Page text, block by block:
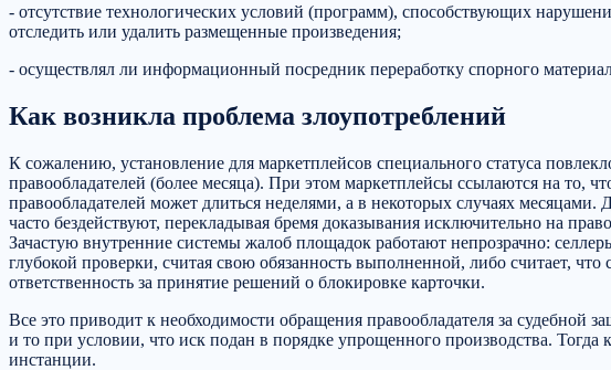
- отсутствие технологических условий (программ), способствующих
отследить или удалить размещенные произведения;
- осуществлял ли информационный посредник переработку спорного
Как возникла проблема злоупотреблений
К сожалению, установление для маркетплейсов специального статуса
правообладателей (более месяца). При этом маркетплейсы ссылаются на то,
правообладателей может длиться неделями, а в некоторых случаях
часто бездействуют, перекладывая бремя доказывания исключительно на
Зачастую внутренние системы жалоб площадок работают непрозрачно:
глубокой проверки, считая свою обязанность выполненной, либо считает,
ответственность за принятие решений о блокировке карточки.
Все это приводит к необходимости обращения правообладателя за судебной
и то при условии, что иск подан в порядке упрощенного производства. Тогда
инстанции.